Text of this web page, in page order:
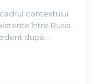
contextului
între Rusia
după...